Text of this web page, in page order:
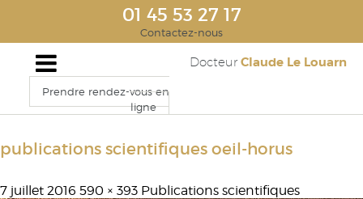
01 45 53 27 17
Contactez-nous
Docteur Claude Le Louarn
Prendre rendez-vous en
ligne
publications scientifiques oeil-horus
7 juillet 2016 590 × 393 Publications scientifiques